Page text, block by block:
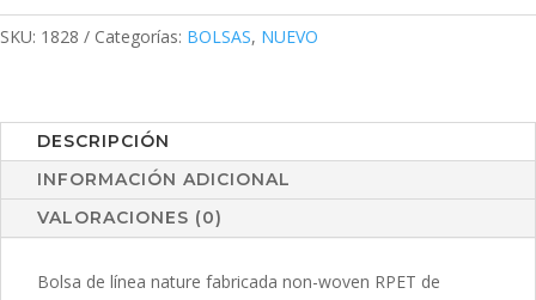
SKU: 1828 Categorías: BOLSAS, NUEVO
DESCRIPCIÓN
INFORMACIÓN ADICIONAL
VALORACIONES (0)
Bolsa de línea nature fabricada non-woven RPET de